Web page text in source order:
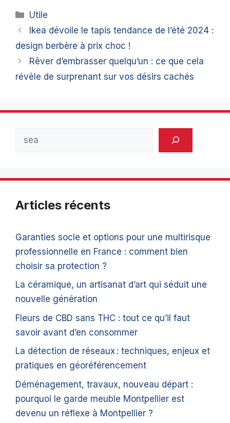
Catégories
Utile
Ikea dévoile le tapis tendance de l’été 2024 :
design berbère à prix choc !
Rêver d’embrasser quelqu’un : ce que cela
révèle de surprenant sur vos désirs cachés
Articles récents
Garanties socle et options pour une multirisque
professionnelle en France : comment bien
choisir sa protection ?
La céramique, un artisanat d’art qui séduit une
nouvelle génération
Fleurs de CBD sans THC : tout ce qu’il faut
savoir avant d’en consommer
La détection de réseaux : techniques, enjeux et
pratiques en géoréférencement
Déménagement, travaux, nouveau départ :
pourquoi le garde meuble Montpellier est
devenu un réflexe à Montpellier ?